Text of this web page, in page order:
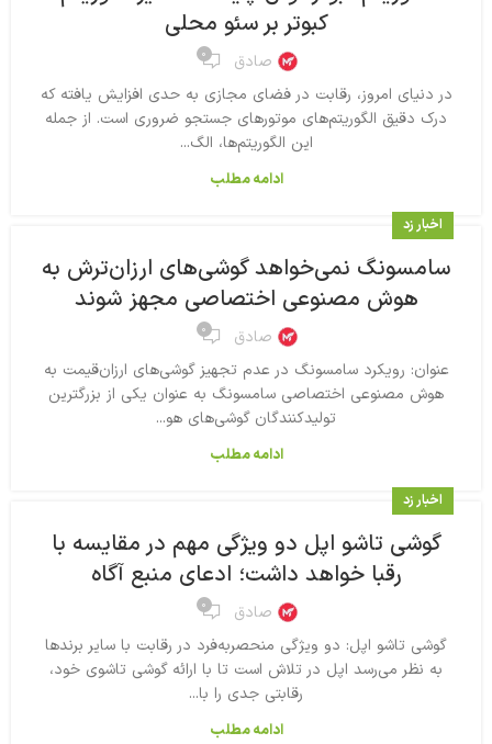
کبوتر بر سئو محلی
صادق ۰
در دنیای امروز، رقابت در فضای مجازی به حدی افزایش یافته که
درک دقیق الگوریتم‌های موتورهای جستجو ضروری است. از جمله
این الگوریتم‌ها، الگ...
ادامه مطلب
اخبار زد
سامسونگ نمی‌خواهد گوشی‌های ارزان‌ترش به
هوش مصنوعی اختصاصی مجهز شوند
صادق ۰
عنوان: رویکرد سامسونگ در عدم تجهیز گوشی‌های ارزان‌قیمت به
هوش مصنوعی اختصاصی سامسونگ به عنوان یکی از بزرگترین
تولیدکنندگان گوشی‌های هو...
ادامه مطلب
اخبار زد
گوشی تاشو اپل دو ویژگی مهم در مقایسه با
رقبا خواهد داشت؛ ادعای منبع آگاه
صادق ۰
گوشی تاشو اپل: دو ویژگی منحصربه‌فرد در رقابت با سایر برندها
به نظر می‌رسد اپل در تلاش است تا با ارائه گوشی تاشوی خود،
رقابتی جدی را با...
ادامه مطلب